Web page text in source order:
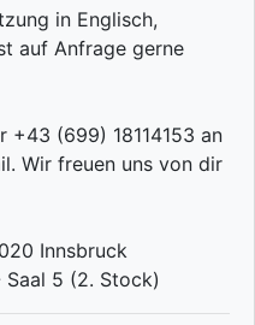
in Englisch,
auf Anfrage gerne
+43 (699) 18114153 an
Wir freuen uns von dir
Innsbruck
5 (2. Stock)